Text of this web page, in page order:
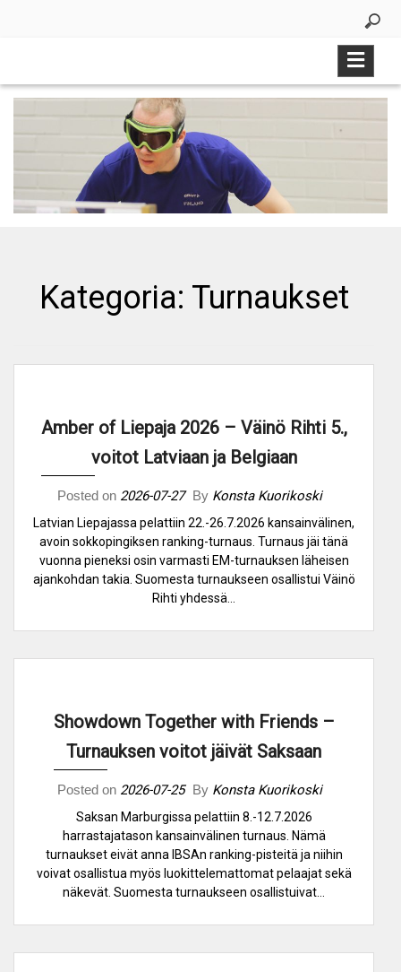
Kategoria: Turnaukset
Amber of Liepaja 2026 – Väinö Rihti 5.,
voitot Latviaan ja Belgiaan
Posted on 2026-07-27 By Konsta Kuorikoski
Latvian Liepajassa pelattiin 22.-26.7.2026 kansainvälinen,
avoin sokkopingiksen ranking-turnaus. Turnaus jäi tänä
vuonna pieneksi osin varmasti EM-turnauksen läheisen
ajankohdan takia. Suomesta turnaukseen osallistui Väinö
Rihti yhdessä…
Showdown Together with Friends –
Turnauksen voitot jäivät Saksaan
Posted on 2026-07-25 By Konsta Kuorikoski
Saksan Marburgissa pelattiin 8.-12.7.2026
harrastajatason kansainvälinen turnaus. Nämä
turnaukset eivät anna IBSAn ranking-pisteitä ja niihin
voivat osallistua myös luokittelemattomat pelaajat sekä
näkevät. Suomesta turnaukseen osallistuivat…